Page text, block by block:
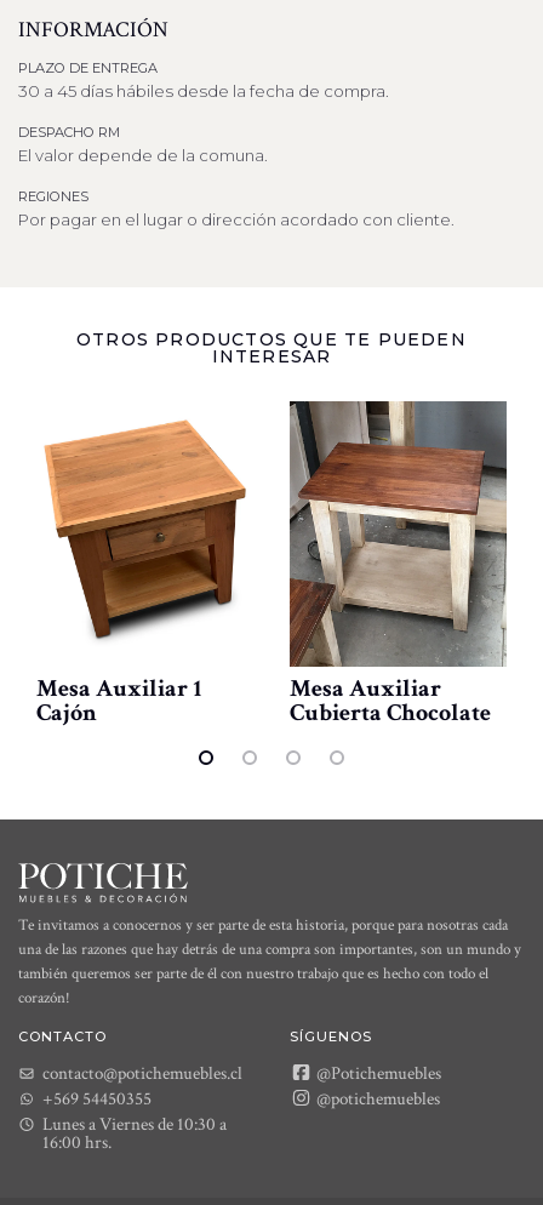
INFORMACIÓN
PLAZO DE ENTREGA
30 a 45 días hábiles desde la fecha de compra.
DESPACHO RM
El valor depende de la comuna.
REGIONES
Por pagar en el lugar o dirección acordado con cliente.
OTROS PRODUCTOS QUE TE PUEDEN
INTERESAR
Mesa Auxiliar 1
Cajón
Mesa Auxiliar
Cubierta Chocolate
Te invitamos a conocernos y ser parte de esta historia, porque para nosotras cada
una de las razones que hay detrás de una compra son importantes, son un mundo y
también queremos ser parte de él con nuestro trabajo que es hecho con todo el
corazón!
CONTACTO
contacto@potichemuebles.cl
+569 54450355
Lunes a Viernes de 10:30 a
16:00 hrs.
SÍGUENOS
@Potichemuebles
@potichemuebles